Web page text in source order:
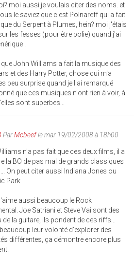
moi aussi je voulais citer des noms. et
le saviez que c'est Polnareff qui a fait
du Serpent à Plumes, hein? moi j'étais
les fesses (pour être polie) quand j'ai
!
John Williams a fait la musique des
et des Harry Potter, chose qui m'a
peu surprise quand je l'ai remarqué
que ces musiques n'ont rien à voir, à
sont superbes...
ParMcbeefle mar 19/02/2008 à 18h00
n'a pas fait que ces deux films, il a
la BO de pas mal de grands classiques
On peut citer aussi Indiana Jones ou
Park.
aussi beaucoup le Rock
Joe Satriani et Steve Vai sont des
de la guitare, ils pondent de ces riffs...
leur volonté d'explorer des
différentes, ça démontre encore plus